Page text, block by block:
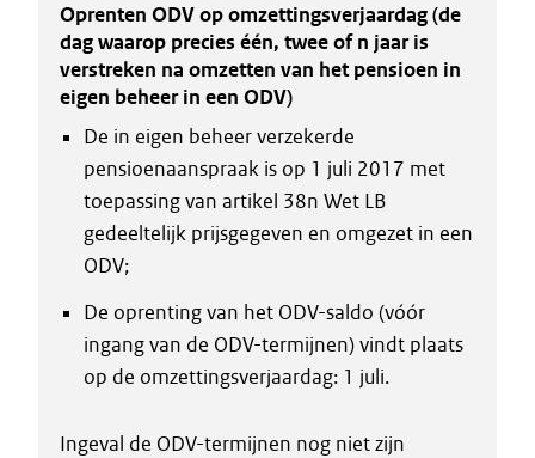
Oprenten ODV op omzettingsverjaardag (de
dag waarop precies één, twee of n jaar is
verstreken na omzetten van het pensioen in
eigen beheer in een ODV)
De in eigen beheer verzekerde
pensioenaanspraak is op 1 juli 2017 met
toepassing van artikel 38n Wet LB
gedeeltelijk prijsgegeven en omgezet in een
ODV;
De oprenting van het ODV-saldo (vóór
ingang van de ODV-termijnen) vindt plaats
op de omzettingsverjaardag: 1 juli.
Ingeval de ODV-termijnen nog niet zijn